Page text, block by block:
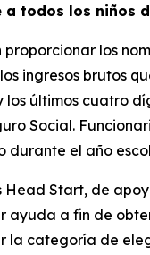
todos los niños
los
ingresos brutos
últimos cuatro
Social.
durante el año
Start, de
a fin de
la categoría de